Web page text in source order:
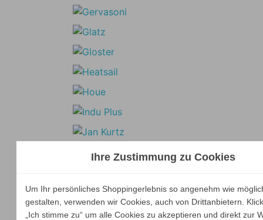
Ihre Zustimmung zu Cookies
Um Ihr persönliches Shoppingerlebnis so angenehm wie
gestalten, verwenden wir Cookies, auch von Drittanbietern.
„Ich stimme zu“ um alle Cookies zu akzeptieren und direkt zur